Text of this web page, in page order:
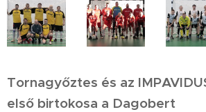
Tornagyőztes és az
első birtokosa a Dagobert